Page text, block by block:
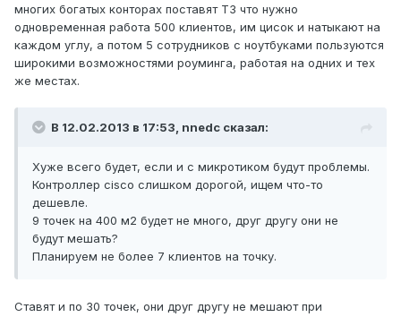
многих богатых конторах поставят ТЗ что нужно
одновременная работа 500 клиентов, им цисок и натыкают на
каждом углу, а потом 5 сотрудников с ноутбуками пользуются
широкими возможностями роуминга, работая на одних и тех
же местах.
В 12.02.2013 в 17:53, nnedc сказал:
Хуже всего будет, если и с микротиком будут проблемы.
Контроллер cisco слишком дорогой, ищем что-то
дешевле.
9 точек на 400 м2 будет не много, друг другу они не
будут мешать?
Планируем не более 7 клиентов на точку.
Ставят и по 30 точек, они друг другу не мешают при